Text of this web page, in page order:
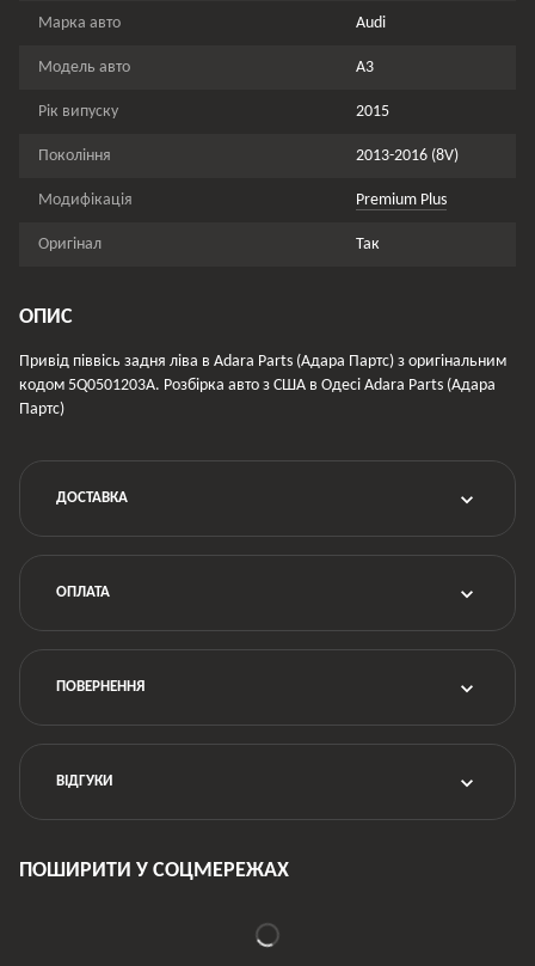
Марка авто Audi
Модель авто A3
Рік випуску 2015
Покоління 2013-2016 (8V)
Модифікація Premium Plus
Оригінал Так
ОПИС
Привід піввісь задня ліва в Adara Parts (Адара Партс) з оригінальним
кодом 5Q0501203A. Розбірка авто з США в Одесі Adara Parts (Адара
Партс)
ДОСТАВКА
ОПЛАТА
ПОВЕРНЕННЯ
ВІДГУКИ
ПОШИРИТИ У СОЦМЕРЕЖАХ